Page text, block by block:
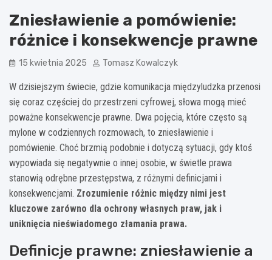
Zniesławienie a pomówienie:
różnice i konsekwencje prawne
15 kwietnia 2025 Tomasz Kowalczyk
W dzisiejszym świecie, gdzie komunikacja międzyludzka przenosi
się coraz częściej do przestrzeni cyfrowej, słowa mogą mieć
poważne konsekwencje prawne. Dwa pojęcia, które często są
mylone w codziennych rozmowach, to zniesławienie i
pomówienie. Choć brzmią podobnie i dotyczą sytuacji, gdy ktoś
wypowiada się negatywnie o innej osobie, w świetle prawa
stanowią odrębne przestępstwa, z różnymi definicjami i
konsekwencjami. Zrozumienie różnic między nimi jest
kluczowe zarówno dla ochrony własnych praw, jak i
uniknięcia nieświadomego złamania prawa.
Definicje prawne: zniesławienie a